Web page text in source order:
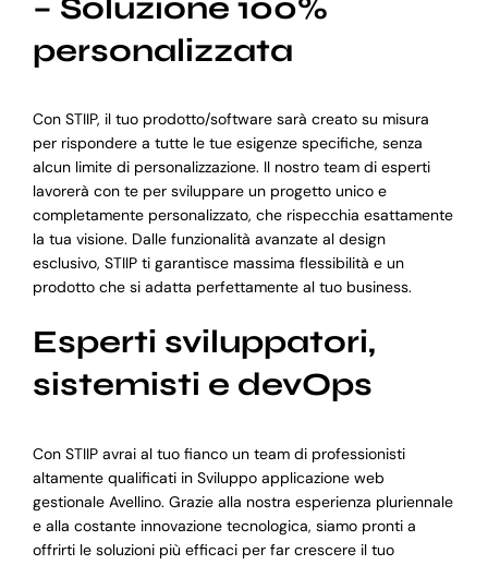
– Soluzione 100%
personalizzata
Con STIIP, il tuo prodotto/software sarà creato su misura
per rispondere a tutte le tue esigenze specifiche, senza
alcun limite di personalizzazione. Il nostro team di esperti
lavorerà con te per sviluppare un progetto unico e
completamente personalizzato, che rispecchia esattamente
la tua visione. Dalle funzionalità avanzate al design
esclusivo, STIIP ti garantisce massima flessibilità e un
prodotto che si adatta perfettamente al tuo business.
Esperti sviluppatori,
sistemisti e devOps
Con STIIP avrai al tuo fianco un team di professionisti
altamente qualificati in Sviluppo applicazione web
gestionale Avellino. Grazie alla nostra esperienza pluriennale
e alla costante innovazione tecnologica, siamo pronti a
offrirti le soluzioni più efficaci per far crescere il tuo